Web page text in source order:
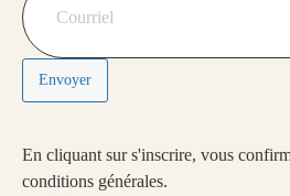
Envoyer
En cliquant sur s'inscrire, vous
conditions générales.